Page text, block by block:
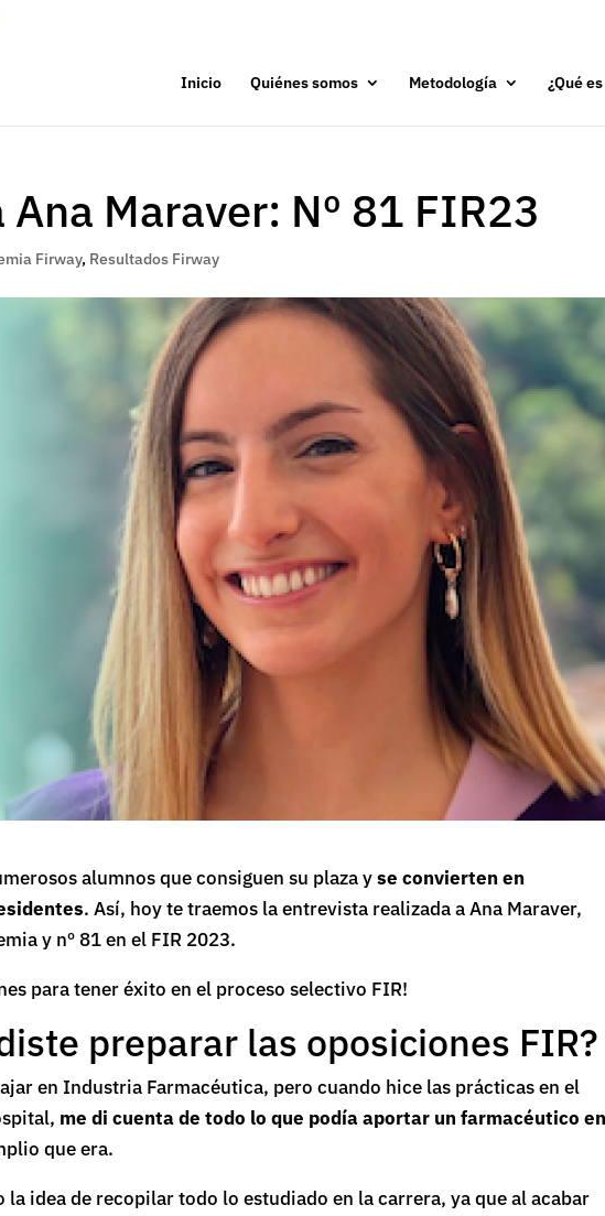
Inicio Quiénes somos Metodología ¿Qué
Maraver: Nº 81 FIR23
Firway, Resultados Firway
alumnos que consiguen su plaza yse convierten en
. Así, hoy te traemos la entrevista realizada a Ana Maraver,
y nº 81 en el FIR 2023.
para tener éxito en el proceso selectivo FIR!
preparar las oposiciones FIR?
en Industria Farmacéutica, pero cuando hice las prácticas en el
me di cuenta de todo lo que podía aportar un farmacéutico
que era.
la idea de recopilar todo lo estudiado en la carrera, ya que al acabar